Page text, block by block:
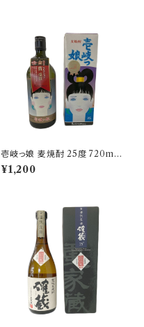
壱岐っ娘 麦焼酎 25度 720ml
【壱岐の蔵酒造】
¥1,200